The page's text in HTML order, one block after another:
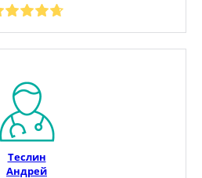
Теслин
Андрей